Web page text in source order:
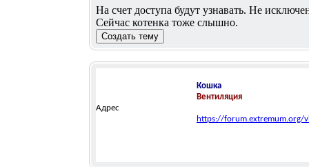
На счет доступа будут узнавать. Не
Сейчас котенка тоже слышно.
Кошка
Вентиляция
Адрес
https://forum.extremum.org/